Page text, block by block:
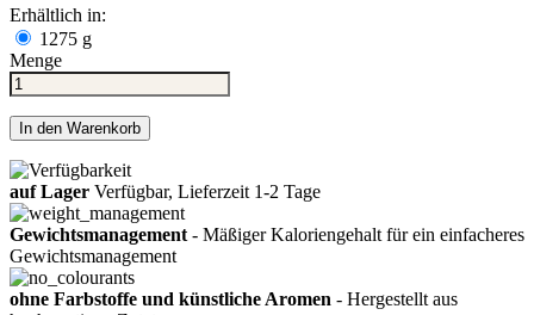
Erhältlich in:
1275 g
Menge
In den Warenkorb
auf Lager Verfügbar, Lieferzeit 1-2 Tage
Gewichtsmanagement - Mäßiger Kaloriengehalt für ein einfacheres
Gewichtsmanagement
ohne Farbstoffe und künstliche Aromen - Hergestellt aus